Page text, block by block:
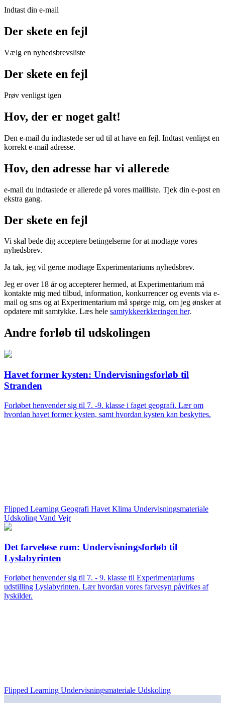
Indtast din e-mail
Der skete en fejl
Vælg en nyhedsbrevsliste
Der skete en fejl
Prøv venligst igen
Hov, der er noget galt!
Den e-mail du indtastede ser ud til at have en fejl. Indtast venligst en
korrekt e-mail adresse.
Hov, den adresse har vi allerede
e-mail du indtastede er allerede på vores mailliste. Tjek din e-post en
ekstra gang.
Der skete en fejl
Vi skal bede dig acceptere betingelserne for at modtage vores
nyhedsbrev.
Ja tak, jeg vil gerne modtage Experimentariums nyhedsbrev.
Jeg er over 18 år og accepterer hermed, at Experimentarium må
kontakte mig med tilbud, information, konkurrencer og events via e-
mail og sms og at Experimentarium må spørge mig, om jeg ønsker at
opdatere mit samtykke. Læs hele samtykkeerklæringen her.
Andre forløb til udskolingen
Havet former kysten: Undervisningsforløb til
Stranden
Forløbet henvender sig til 7. -9. klasse i faget geografi. Lær om
hvordan havet former kysten, samt hvordan kysten kan beskyttes.
Flipped Learning Geografi Havet Klima Undervisningsmateriale
Udskoling Vand Vejr
Det farveløse rum: Undervisningsforløb til
Lyslabyrinten
Forløbet henvender sig til 7. - 9. klasse til Experimentariums
udstilling Lyslabyrinten. Lær hvordan vores farvesyn påvirkes af
lyskilder.
Flipped Learning Undervisningsmateriale Udskoling